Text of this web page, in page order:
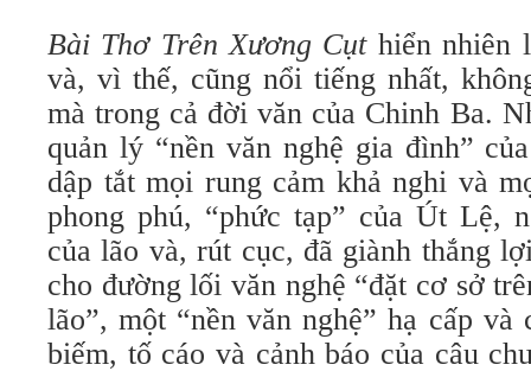
Bài Thơ Trên Xương Cụt hiển nhiên
và, vì thế, cũng nổi tiếng nhất,
mà trong cả đời văn của Chinh Ba.
quản lý “nền văn nghệ gia đình”
dập tắt mọi rung cảm khả nghi và
phong phú, “phức tạp” của Út Lệ,
của lão và, rút cục, đã giành thắng
cho đường lối văn nghệ “đặt cơ sở
lão”, một “nền văn nghệ” hạ cấp
biếm, tố cáo và cảnh báo của câu